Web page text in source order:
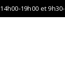
19h00 et